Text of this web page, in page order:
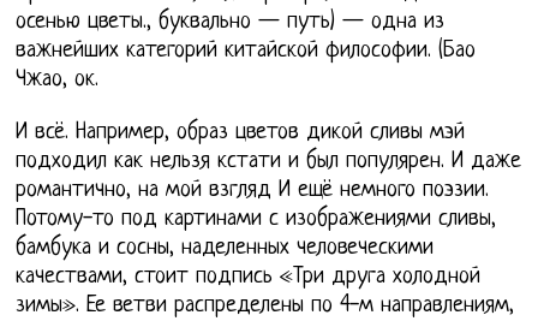
осенью цветы., буквально — путь) — одна из
важнейших категорий китайской философии. (Бао
Чжао, ок.
И всё. Например, образ цветов дикой сливы мэй
подходил как нельзя кстати и был популярен. И даже
романтично, на мой взгляд И ещё немного поэзии.
Потому-то под картинами с изображениями сливы,
бамбука и сосны, наделенных человеческими
качествами, стоит подпись «Три друга холодной
зимы». Ее ветви распределены по 4-м направлениям,